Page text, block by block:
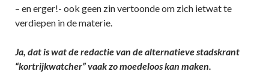
– en erger!- ook geen zin vertoonde om zich ietwat te
verdiepen in de materie.
Ja, dat is wat de redactie van de alternatieve stadskrant
“kortrijkwatcher” vaak zo moedeloos kan maken.